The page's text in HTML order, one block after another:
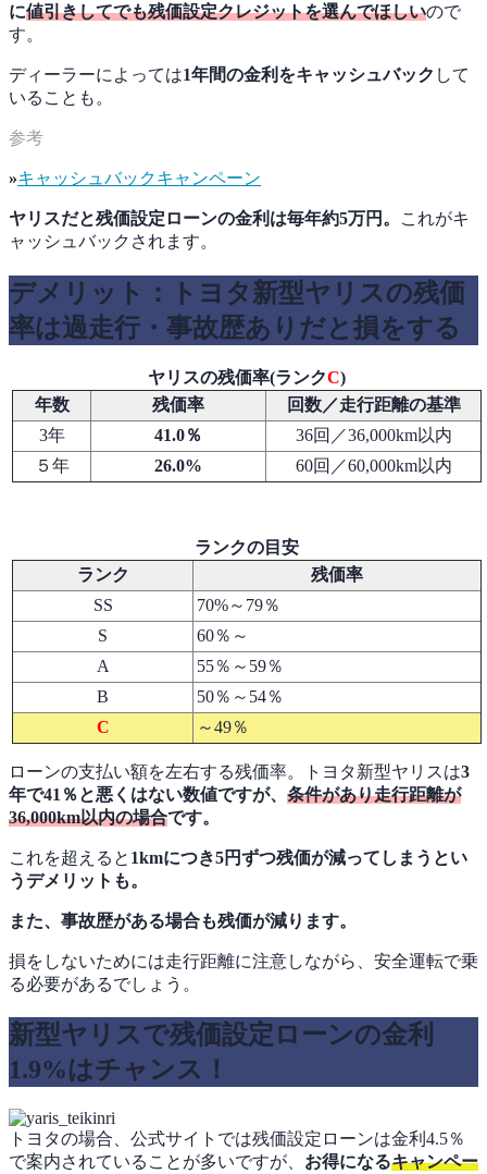
に値引きしてでも残価設定クレジットを選んでほしいので
す。
ディーラーによっては1年間の金利をキャッシュバック して
いることも。
»キャッシュバックキャンペーン
ヤリスだと残価設定ローンの金利は毎年約5万円。
これがキ
ャッシュバックされます。
デメリット：トヨタ新型ヤリスの残価
率は過走行・事故歴ありだと損をする
ヤリスの残価率(ランクC)
年数
残価率
回数／走行距離の基準
3年
41.0％
36回／36,000km以内
５年
26.0% 60回／60,000km以内
ランクの目安
ランク
残価率
SS
70%～79％
S
60％～
A
55％～59％
B
50％～54％
C
～49％
ローンの支払い額を左右する残価率。トヨタ新型ヤリスは3
年で41％と悪くはない数値ですが、 条件があり走行距離が
36,000km以内の場合です。
これを超えると 1kmにつき5円ずつ残価が減ってしまうとい
うデメリットも。
また、事故歴がある場合も残価が減ります。
損をしないためには走行距離に注意しながら、安全運転で乗
る必要があるでしょう。
新型ヤリスで残価設定ローンの金利
1.9%はチャンス！
トヨタの場合、公式サイトでは残価設定ローンは金利4.5％
で案内されていることが多いですが、 お得になるキャンペー